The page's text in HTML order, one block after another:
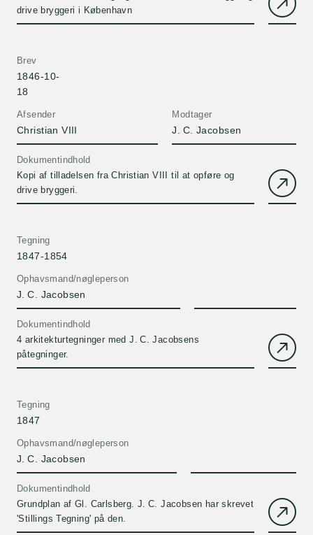
drive bryggeri i København
Afsender
Christian VIII
Brev
1846-10-
18
Modtager
J. C. Jacobsen
Dokumentindhold
Kopi af tilladelsen fra Christian VIII til at opføre og
drive bryggeri.
Ophavsmand/nøgleperson
J. C. Jacobsen
Tegning
1847-1854
Dokumentindhold
4 arkitekturtegninger med J. C. Jacobsens
påtegninger.
Ophavsmand/nøgleperson
J. C. Jacobsen
Tegning
1847
Dokumentindhold
Grundplan af Gl. Carlsberg. J. C. Jacobsen har skrevet
'Stillings Tegning' på den.